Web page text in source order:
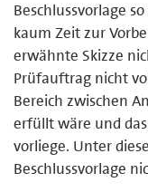
Beschlussvorlage
kaum Zeit zur
erwähnte Skizze
Prüfauftrag nicht
Bereich zwischen
erfüllt wäre und
vorliege. Unter
Beschlussvorlage